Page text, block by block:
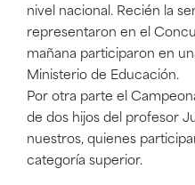
nivel nacional. Recién la
representaron en el
mañana participaron en
Ministerio de Educación.
Por otra parte el
de dos hijos del profesor
nuestros, quienes
categoría superior.